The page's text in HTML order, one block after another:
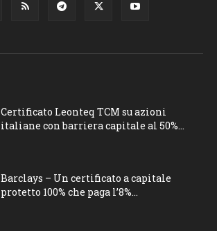
Certificato Leonteq TCM su azioni
italiane con barriera capitale al 50%...
Barclays – Un certificato a capitale
protetto 100% che paga l’8%...